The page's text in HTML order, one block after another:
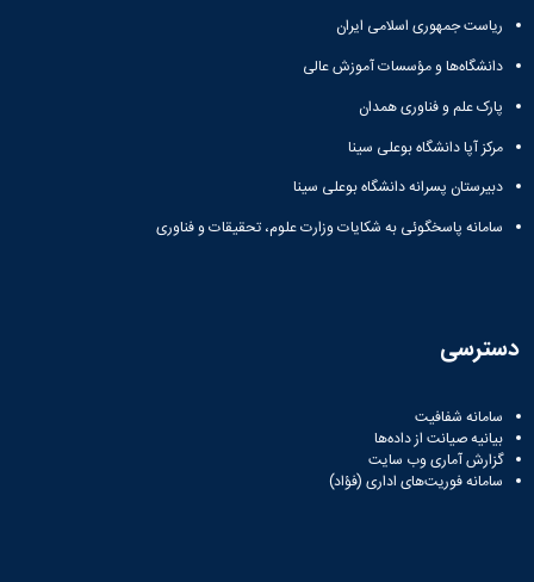
ریاست جمهوری اسلامی ایران
دانشگاه‌ها و مؤسسات آموزش عالی
پارک علم و فناوری همدان
مرکز آپا دانشگاه بوعلی سینا
دبیرستان پسرانه دانشگاه بوعلی سینا
سامانه پاسخگوئی به شکایات وزارت علوم، تحقیقات و فناوری
دسترسی
سامانه شفافیت
بیانیه صیانت از داده‌ها
گزارش آماری وب‌ سایت
سامانه فوریت‌های اداری (فؤاد)